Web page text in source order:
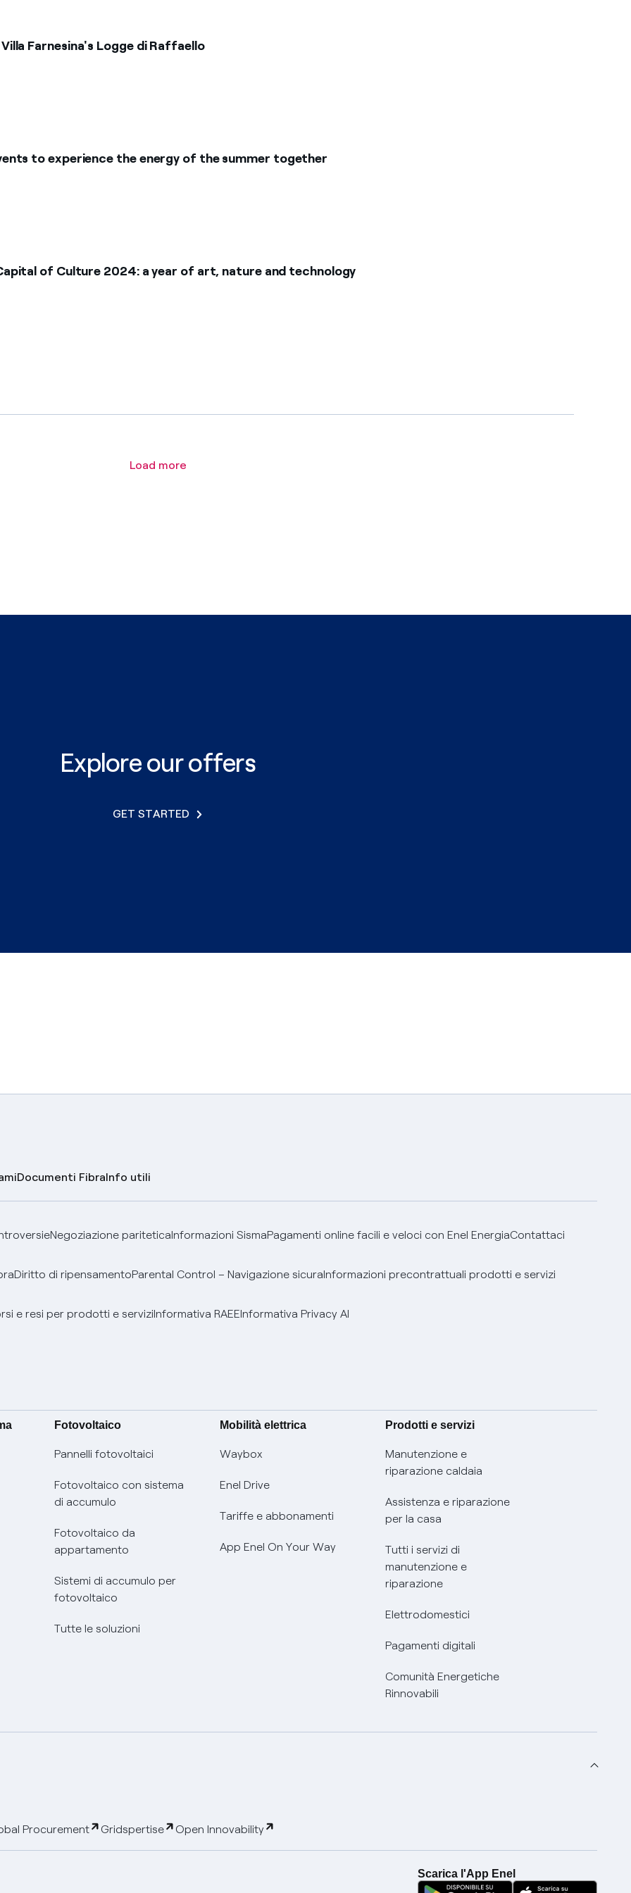
Farnesina's Logge di Raffaello
to experience the energy of the summer together
of Culture 2024: a year of art, nature and technology
Load more
Explore our offers
GET STARTED
Documenti FibraInfo utili
Negoziazione pariteticaInformazioni SismaPagamenti online facili e veloci con Enel EnergiaContattaci
Diritto di ripensamentoParental Control – Navigazione sicuraInformazioni precontrattuali prodotti e servizi
e resi per prodotti e serviziInformativa RAEEInformativa Privacy AI
Fotovoltaico
Pannelli fotovoltaici
Fotovoltaico con sistema
di accumulo
Fotovoltaico da
appartamento
Sistemi di accumulo per
fotovoltaico
Tutte le soluzioni
Mobilità elettrica
Waybox
Enel Drive
Tariffe e abbonamenti
App Enel On Your Way
Prodotti e servizi
Manutenzione e
riparazione caldaia
Assistenza e riparazione
per la casa
Tutti i servizi di
manutenzione e
riparazione
Elettrodomestici
Pagamenti digitali
Comunità Energetiche
Rinnovabili
Procurement Gridspertise Open Innovability
Scarica l'App Enel